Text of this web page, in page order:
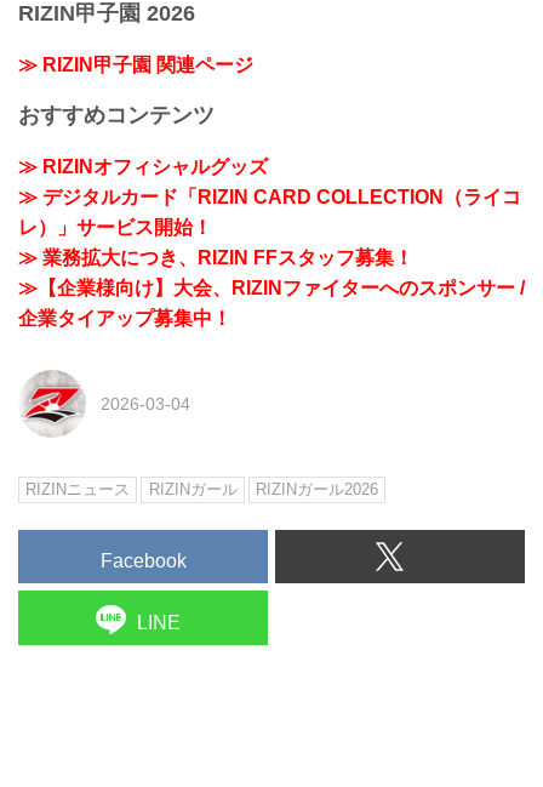
RIZIN甲子園 2026
≫ RIZIN甲子園 関連ページ
おすすめコンテンツ
≫ RIZINオフィシャルグッズ
≫ デジタルカード「RIZIN CARD COLLECTION（ライコ
レ）」サービス開始！
≫ 業務拡大につき、RIZIN FFスタッフ募集！
≫【企業様向け】大会、RIZINファイターへのスポンサー /
企業タイアップ募集中！
2026-03-04
RIZINニュース RIZINガール RIZINガール2026
Facebook
LINE